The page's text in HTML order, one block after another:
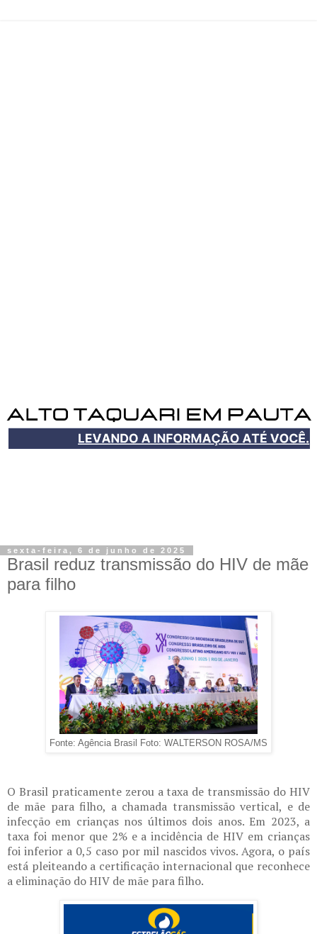
sexta-feira, 6 de junho de 2025
Brasil reduz transmissão do HIV de mãe
para filho
Fonte: Agência Brasil Foto: WALTERSON ROSA/MS
O Brasil praticamente zerou a taxa de transmissão do HIV
de mãe para filho, a chamada transmissão vertical, e de
infecção em crianças nos últimos dois anos. Em 2023, a
taxa foi menor que 2% e a incidência de HIV em crianças
foi inferior a 0,5 caso por mil nascidos vivos. Agora, o país
está pleiteando a certificação internacional que reconhece
a eliminação do HIV de mãe para filho.